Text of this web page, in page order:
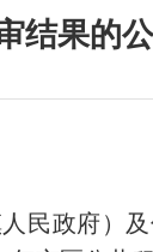
结果的
政府）及